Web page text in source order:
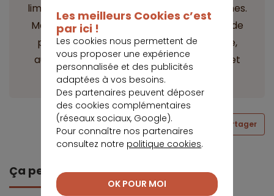
limitrophes et redresse certaines communes.
Mais d’autres poursuivent leur trajectoire de
paupérisation, souvent héritée du passée,
autour des anciennes zones industrielles et
ouvrières.
Partager
Ça peut vous intéresser
Les meilleurs Cookies c’est
par ici !
Les cookies nous permettent de
vous proposer une expérience
personnalisée et des publicités
adaptées à vos besoins.
Des partenaires peuvent déposer
des cookies complémentaires
(réseaux sociaux, Google).
Pour connaître nos partenaires
consultez notre politique cookies.
OK POUR MOI